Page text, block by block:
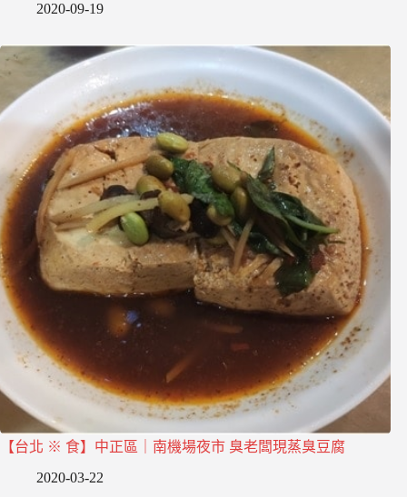
2020-09-19
【台北 ※ 食】中正區｜南機場夜市 臭老闆現蒸臭豆腐
2020-03-22